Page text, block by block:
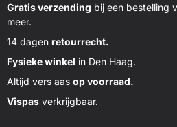
Gratis verzending bij een bestelling
meer.
14 dagen retourrecht.
Fysieke winkel in Den Haag.
Altijd vers aas op voorraad.
Vispas verkrijgbaar.